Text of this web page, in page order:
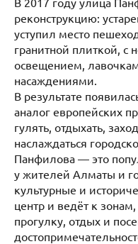
реконструкцию:
уступил место
гранитной плиткой, с
освещением,
насаждениями.
В результате
аналог европейских
гулять, отдыхать,
наслаждаться
Панфилова — это
у жителей Алматы и
культурные и
центр и ведёт к
прогулку, отдых и